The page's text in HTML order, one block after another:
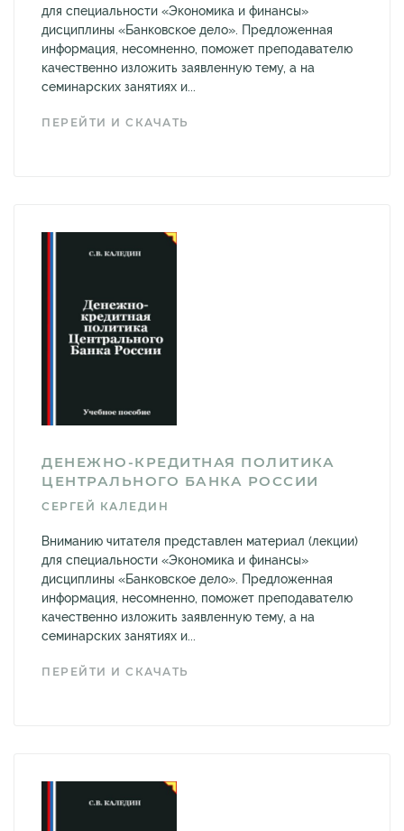
для специальности «Экономика и финансы»
дисциплины «Банковское дело». Предложенная
информация, несомненно, поможет преподавателю
качественно изложить заявленную тему, а на
семинарских занятиях и...
ПЕРЕЙТИ И СКАЧАТЬ
ДЕНЕЖНО-КРЕДИТНАЯ ПОЛИТИКА
ЦЕНТРАЛЬНОГО БАНКА РОССИИ
СЕРГЕЙ КАЛЕДИН
Вниманию читателя представлен материал (лекции)
для специальности «Экономика и финансы»
дисциплины «Банковское дело». Предложенная
информация, несомненно, поможет преподавателю
качественно изложить заявленную тему, а на
семинарских занятиях и...
ПЕРЕЙТИ И СКАЧАТЬ